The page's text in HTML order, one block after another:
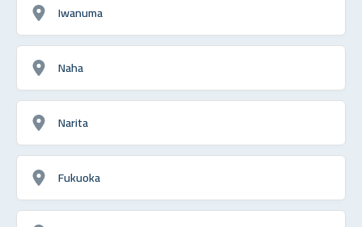
Iwanuma
Naha
Narita
Fukuoka